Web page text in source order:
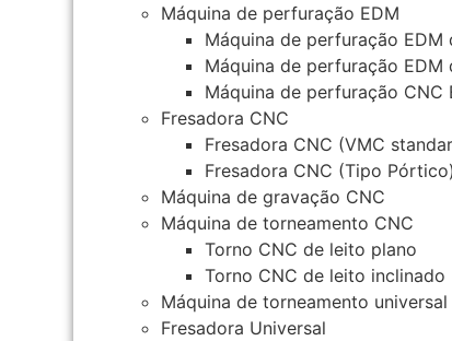
Máquina de perfuração EDM
Máquina de perfuração
Máquina de perfuração
Máquina de perfuração CNC
Fresadora CNC
Fresadora CNC (VMC
Fresadora CNC (Tipo Pórtico)
Máquina de gravação CNC
Máquina de torneamento CNC
Torno CNC de leito plano
Torno CNC de leito inclinado
Máquina de torneamento universal
Fresadora Universal